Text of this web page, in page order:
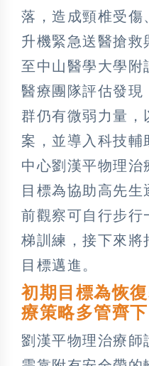
落，造成頸椎受傷
升機緊急送醫搶救
至中山醫學大學附
醫療團隊評估發現
群仍有微弱力量，
案，並導入科技輔
中心劉漢平物理治
目標為協助高先生
前觀察可自行步行
梯訓練，接下來將
目標邁進。
初期目標為恢
療策略多管齊下
劉漢平物理治療師